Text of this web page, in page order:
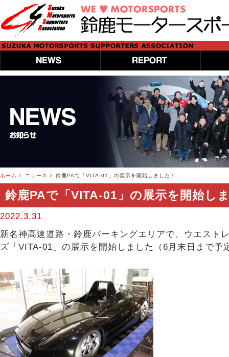
ホーム ニュース 鈴鹿PAで「VITA-01」の展示を開始しました！
鈴鹿PAで「VITA-01」の展示を開始し
2022.3.31
新名神高速道路・鈴鹿パーキングエリアで、ウエスト
ズ「VITA-01」の展示を開始しました（6月末日まで予